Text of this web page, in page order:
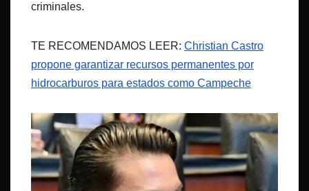
criminales.
TE RECOMENDAMOS LEER: Christian Castro
propone garantizar recursos permanentes por
hidrocarburos para estados como Campeche